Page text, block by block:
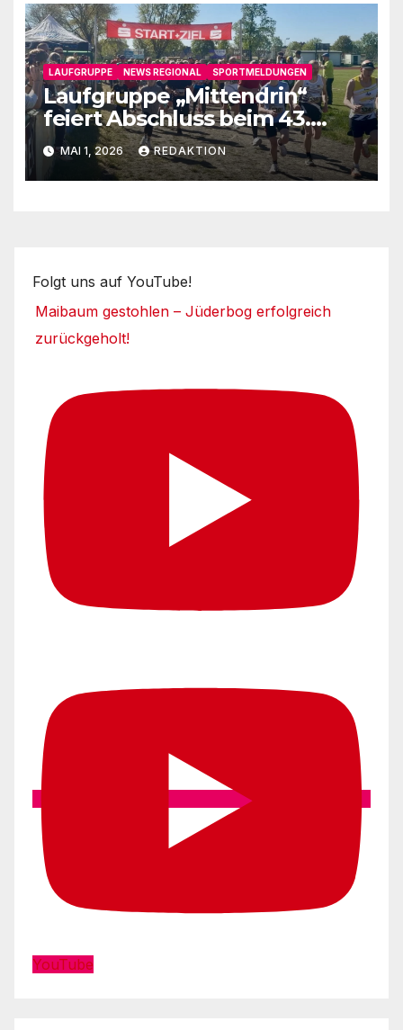
LAUFGRUPPE NEWS REGIONAL SPORTMELDUNGEN
Laufgruppe „Mittendrin“
feiert Abschluss beim 43.
Fläminglauf
MAI 1, 2026 REDAKTION
Folgt uns auf YouTube!
Maibaum gestohlen – Jüderbog erfolgreich
zurückgeholt!
YouTube